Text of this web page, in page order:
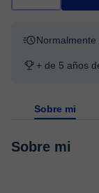
+ de 5 años
Sobre mi
Sobre mi